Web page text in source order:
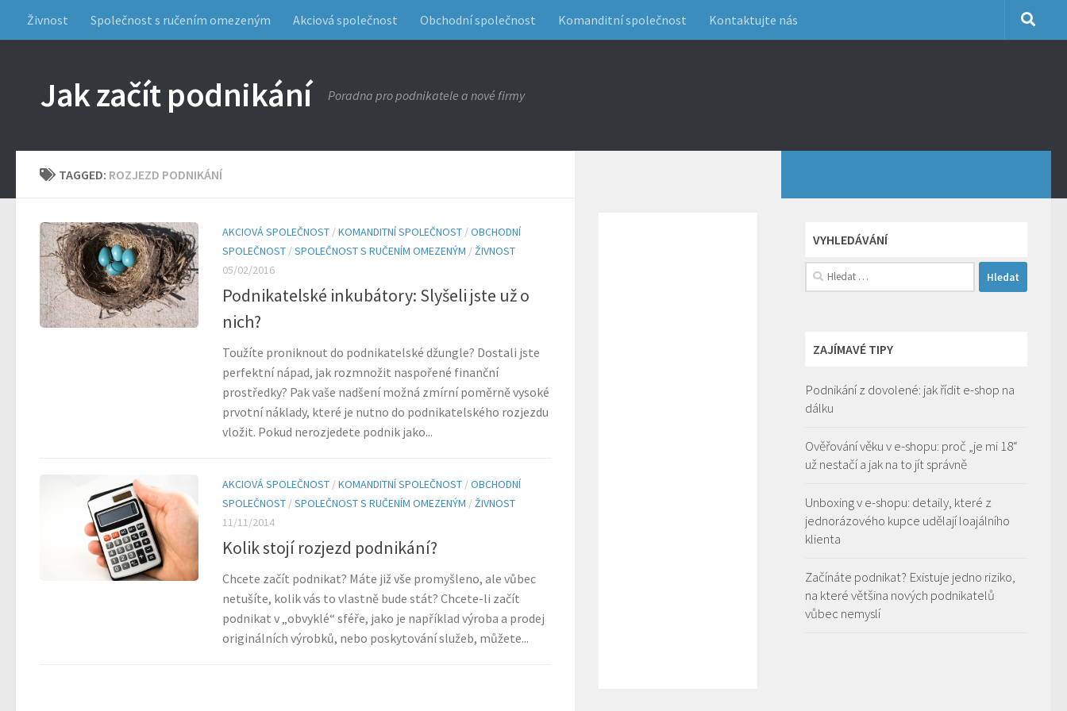
Živnost Společnost s ručením omezeným Akciová společnost Obchodní společnost Komanditní společnost Kontaktujte nás
Jak začít podnikání Poradna pro podnikatele a nové firmy
TAGGED: ROZJEZD PODNIKÁNÍ
AKCIOVÁ SPOLEČNOST /KOMANDITNÍ SPOLEČNOST /OBCHODNÍ
SPOLEČNOST /SPOLEČNOST S RUČENÍM OMEZENÝM /ŽIVNOST
05/02/2016
Podnikatelské inkubátory: Slyšeli jste už o
nich?
Toužíte proniknout do podnikatelské džungle? Dostali jste
perfektní nápad, jak rozmnožit naspořené finanční
prostředky? Pak vaše nadšení možná zmírní poměrně vysoké
prvotní náklady, které je nutno do podnikatelského rozjezdu
vložit. Pokud nerozjedete podnik jako...
AKCIOVÁ SPOLEČNOST /KOMANDITNÍ SPOLEČNOST /OBCHODNÍ
SPOLEČNOST /SPOLEČNOST S RUČENÍM OMEZENÝM /ŽIVNOST
11/11/2014
Kolik stojí rozjezd podnikání?
Chcete začít podnikat? Máte již vše promyšleno, ale vůbec
netušíte, kolik vás to vlastně bude stát? Chcete-li začít
podnikat v „obvyklé“ sféře, jako je například výroba a prodej
originálních výrobků, nebo poskytování služeb, můžete...
VYHLEDÁVÁNÍ
Vyhledávání
ZAJÍMAVÉ TIPY
Podnikání z dovolené: jak řídit e-shop na
dálku
Ověřování věku v e-shopu: proč „je mi 18“
už nestačí a jak na to jít správně
Unboxing v e-shopu: detaily, které z
jednorázového kupce udělají loajálního
klienta
Začínáte podnikat? Existuje jedno riziko,
na které většina nových podnikatelů
vůbec nemyslí